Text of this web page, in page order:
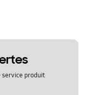
service produit